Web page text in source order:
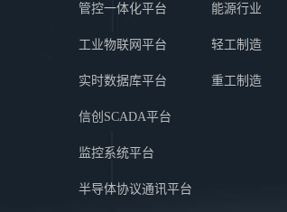
管控一体化平台
工业物联网平台
实时数据库平台
信创SCADA平台
监控系统平台
半导体协议通讯平台
能源行业
轻工制造
重工制造